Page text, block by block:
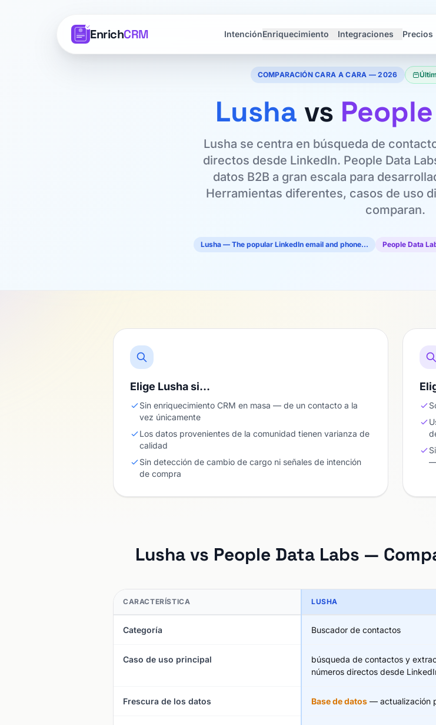
EnrichCRM IntenciónEnriquecimiento Integraciones Precios
COMPARACIÓN CARA A CARA — 2026
Lusha vs
Lusha se centra en búsqueda de
directos desde LinkedIn. People Data
datos B2B a gran escala para
Herramientas diferentes, casos de uso
comparan.
Lusha — The popular LinkedIn email and phone… People Data
Elige Lusha si…
Sin enriquecimiento CRM en masa — de un contacto a la
vez únicamente
Los datos provenientes de la comunidad tienen varianza de
calidad
Sin detección de cambio de cargo ni señales de intención
de compra
—
Lusha vs People Data Labs —
CARACTERÍSTICA LUSHA
Categoría Buscador de contactos
Caso de uso principal
búsqueda de contactos y
números directos desde
Frescura de los datos Base de datos — actualización